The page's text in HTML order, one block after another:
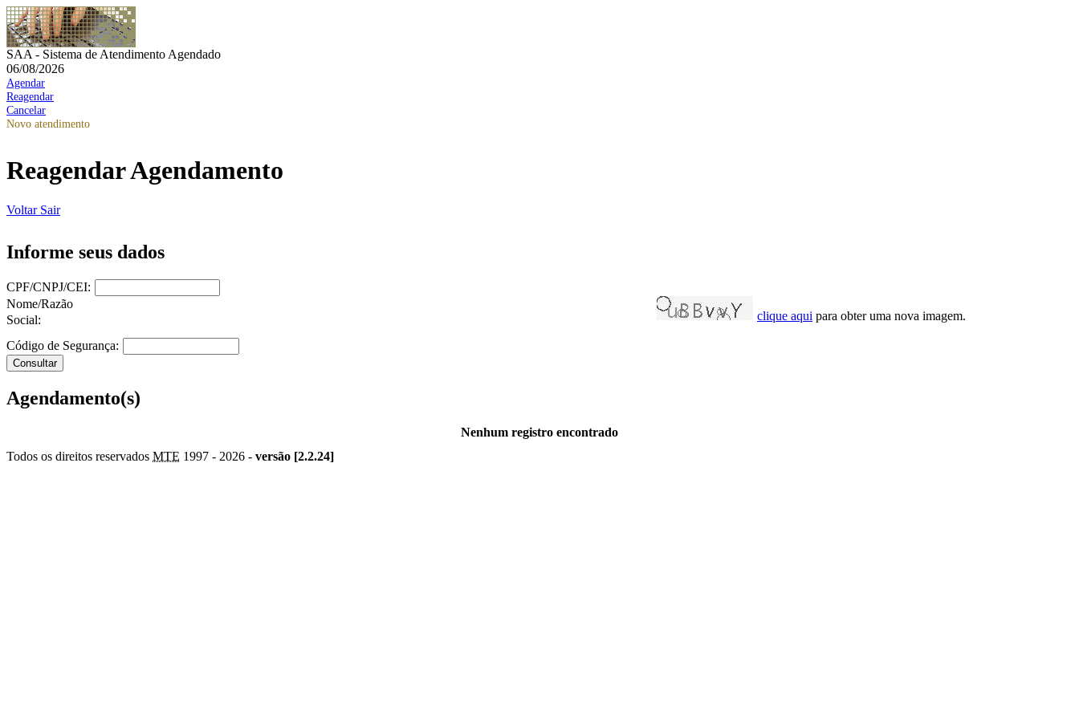
SAA - Sistema de Atendimento Agendado
06/08/2026
Agendar
Reagendar
Cancelar
Novo atendimento
Reagendar Agendamento
Voltar Sair
Informe seus dados
CPF/CNPJ/CEI:
Nome/Razão
Social:
clique aqui para obter uma nova imagem.
Código de Segurança:
Agendamento(s)
Nenhum registro encontrado
Todos os direitos reservados MTE 1997 - 2026 - versão [2.2.24]